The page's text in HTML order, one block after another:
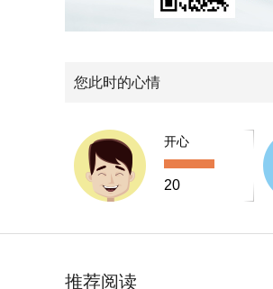
您此时的心情
开心
20
推荐阅读